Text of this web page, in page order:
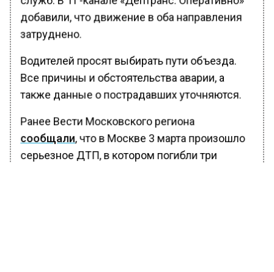
добавили, что движение в оба направления
затруднено.
Водителей просят выбирать пути объезда.
Все причины и обстоятельства аварии, а
также данные о пострадавших уточняются.
Ранее Вести Московского региона
сообщали, что в Москве 3 марта произошло
серьезное ДТП, в котором погибли три